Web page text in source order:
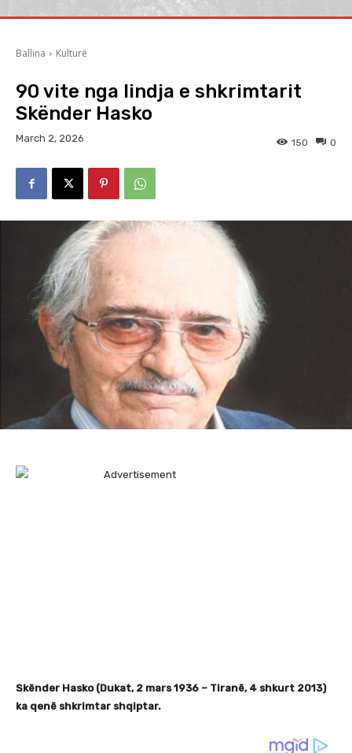
Ballina Kulturë
90 vite nga lindja e shkrimtarit
Skënder Hasko
March 2, 2026 0
150
Skënder Hasko (Dukat, 2 mars 1936 – Tiranë, 4 shkurt 2013)
ka qenë shkrimtar shqiptar.